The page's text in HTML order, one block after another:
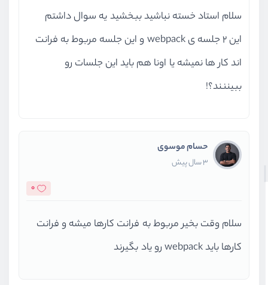
سلام استاد خسته نباشید ببخشید یه سوال داشتم
این 2 جلسه ی webpack و این جلسه مربوط به فرانت
اند کار ها نمیشه یا اونا هم باید این جلسات رو
ببیننند؟!
حسام موسوی
3 سال پیش
0
سلام وقت بخیر مربوط به فرانت کارها میشه و فرانت
کارها باید webpack رو یاد بگیرند